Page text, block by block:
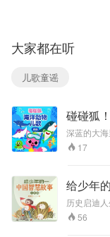
受全球四千万孩子
们喜爱的碰碰狐动
感视频吧！》： 灭
火的消防车、哔剥
及红黄绿颜色的红
绿灯歌！ 让孩子在
碰碰狐汽车儿歌中
和酷炫的汽车朋友
们一起唱歌并学习
大家都在听
儿歌童谣
碰碰狐
深蓝的大海
《碰碰狐
巧可爱的
儿歌，一
17
给少年
文学童
历史启迪
历史悠久
了卓越的
56